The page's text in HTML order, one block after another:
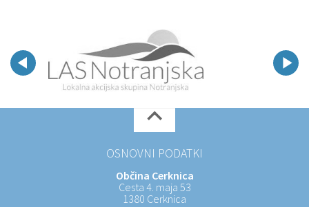
OSNOVNI PODATKI
Občina Cerknica
Cesta 4. maja 53
1380 Cerknica